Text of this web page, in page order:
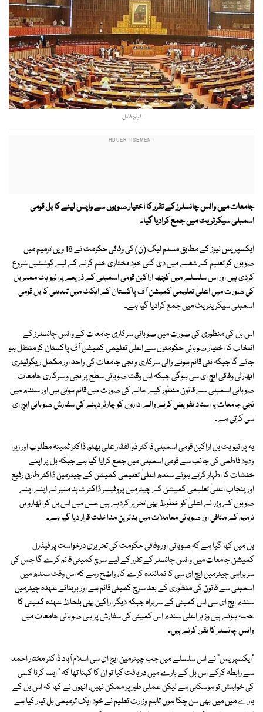
فوٹو: فائل
جامعات میں وائس چانسلرز کے تقرر کا اختیار صوبوں سے واپس لینے کا بل قومی
اسمبلی سیکرٹریٹ میں جمع کرادیا گیا۔
ایکسپریس نیوز کے مطابق مسلم لیگ (ن) کی وفاقی حکومت نے 18 ویں ترمیم میں
صوبوں کو تعلیم کے شعبے میں دی گئی خود مختاری ختم کرنے کے لیے کوششیں شروع
کردی ہیں اور اس سلسلے میں کچھ اراکین قومی اسمبلی کے ذریعے پرائیویٹ ممبر بل
کی صورت میں اعلیٰ تعلیمی کمیشن آف پاکستان کے ایکٹ میں تبدیلی کا بل قومی
اسمبلی سیکریٹریٹ میں جمع کرادیا گیا ہے۔
اس بل کی منظوری کی صورت میں صوبائی سرکاری جامعات کے وائس چانسلرز کے
انتخاب کا اختیار صوبائی حکومتوں سے اعلیٰ تعلیمی کمیشن آف پاکستان کو منتقل ہو
جائے گا جبکہ نئی قائم ہونے والی سرکاری و نجی جامعات کی واحد اور مکمل ریگولیٹری
اتھارٹی وفاقی ایچ ای سی ہوگی جبکہ اس وقت صوبائی سطح پر نجی و سرکاری جامعات
صوبائی اسمبلی سے قانون منظور کیے جانے کی صورت میں قائم ہوتی ہیں اور سندھ میں
نجی جامعات یا اسناد تفویض کرنے والے اداروں کو چارٹر دینے کی سفارش صوبائی ایچ ای
سی کرتی ہے۔
یہ پرائیویٹ بل اراکین قومی اسمبلی ڈاکٹر ذوالفقار علی بھٹو، ڈاکٹر ثمینہ مطلوب اور زہرا
ودود فاطمی کی جانب سے قومی اسمبلی میں جمع کرایا گیا ہے جبکہ بل پر اپنے
خدشات کا اظہار کرتے ہوئے سندھ اعلیٰ تعلیمی کمیشن کے چیئرمین ڈاکٹر طارق رفیع
اور پنجاب اعلیٰ تعلیمی کمیشن کے چیئرمین پروفیسر ڈاکٹر شاہد منیر نے اپنے اپنے
صوبوں کے وزرائے اعلیٰ کو خطوط بھی تحریر کردیے ہیں جس میں اس بل کو اٹھارویں
ترمیم کے منافی اور صوبائی معاملات میں بدترین مداخلت قرار دیا گیا ہے۔
بل میں کہا گیا ہے کہ صوبائی اور وفاقی حکومت کی تحریری درخواست پر فیڈرل
کمیشن جامعات میں وائس چانسلر کے تقرر کے لیے سرچ کمیٹی قائم کرے گا جس کی
سربراہی چیئرمین ایچ ای سی کا نمائندہ کرے گا، واضح رہے کہ اس وقت سندھ میں
اسمبلی سے قانون کی منظوری کے بعد سرچ کمیٹی قائم ہے اور بربنائے عہدہ چیئرمین
سندھ ایچ ای سی اس کمیٹی کے سربراہ جبکہ دیگر اراکین بھی بلحاظ عہدہ کمیٹی کا
حصہ ہوتے ہیں وزیر اعلیٰ سندھ اس کمیٹی کی سفارش پر ہی صوبائی جامعات میں
وائس چانسلر کا تقرر کرتے ہیں۔
"ایکسپریس" نے اس سلسلے میں جب چیئرمین ایچ ای سی اسلام آباد ڈاکٹر مختار احمد
سے رابطہ کرکے اس بل کے بارے میں دریافت کیا تو ان کا کہنا تھا کہ " ایسا کرنا کسی
کی خواہش تو ہوسکتی ہے لیکن عملی طور پر ممکن نہیں، انہوں نے کہا کہ اس بل کے
بارے میں میں بھی سن چکا ہوں تاہم وزارت تعلیم نے خود ایک ترمیمی بل تیار کیا ہے